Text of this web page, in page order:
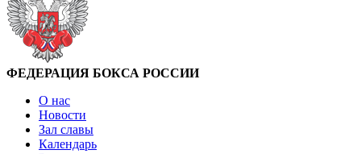
ФЕДЕРАЦИЯ БОКСА РОССИИ
О нас
Новости
Зал славы
Календарь